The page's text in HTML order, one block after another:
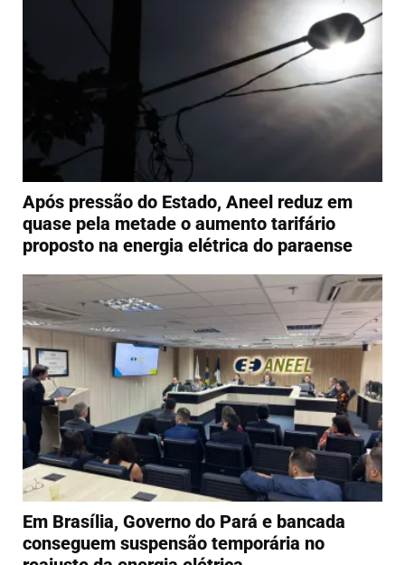
Após pressão do Estado, Aneel reduz em
quase pela metade o aumento tarifário
proposto na energia elétrica do paraense
Em Brasília, Governo do Pará e bancada
conseguem suspensão temporária no